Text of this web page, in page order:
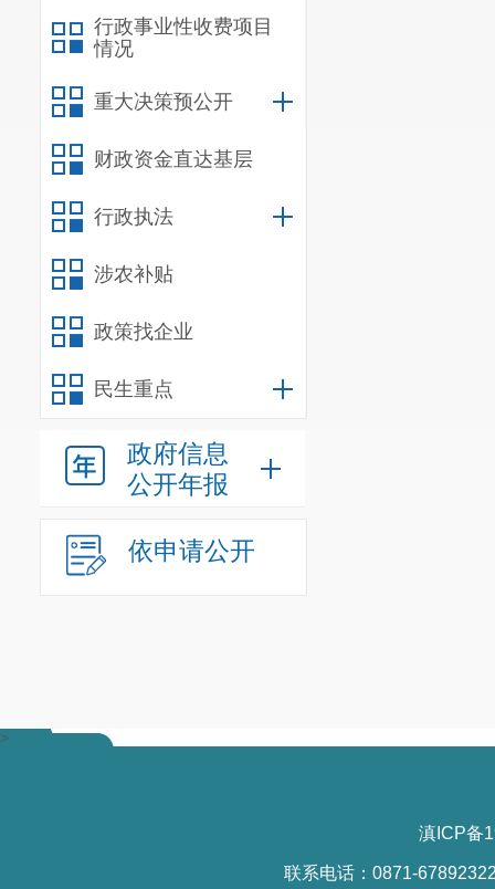
行政事业性收费项目
情况
重大决策预公开
财政资金直达基层
行政执法
涉农补贴
政策找企业
民生重点
政府信息
公开年报
依申请公开
>
滇ICP备
联系电话：0871-